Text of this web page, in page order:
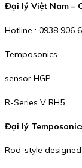
Đại lý Việt Nam –
Hotline : 0938 906
Temposonics
sensor HGP
R-Series V RH5
Đại lý
Rod-style